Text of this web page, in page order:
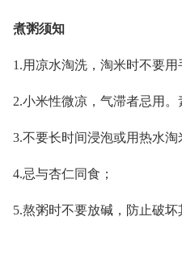
煮粥须知
1.用凉水淘洗，淘米时不要
2.小米性微凉，气滞者忌用
3.不要长时间浸泡或用热水淘
4.忌与杏仁同食；
5.熬粥时不要放碱，防止破坏